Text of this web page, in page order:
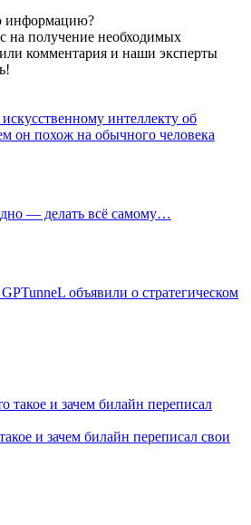
информацию?
на получение необходимых
комментария и наши эксперты
интеллекту об
он похож на обычного человека
— делать всё самому…
объявили о стратегическом
и зачем билайн переписал свои